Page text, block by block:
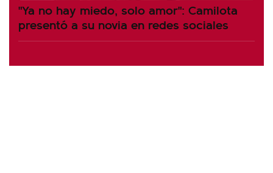
"Ya no hay miedo, solo amor": Camilota
presentó a su novia en redes sociales